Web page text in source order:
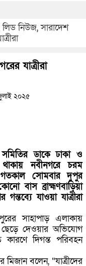
আহত, দেশীয় অস্ত্রসহ
লাঞ্ছিত
মামলায় অভিযুক্ত ছোট
১৫ দিনেও গ্রেপ্তার হয়নি
কবজি বিচ্ছিন্ন
ভাসছেন এমপি আব্দুল
লিড নিউজ,সারাদেশ
যাত্রীরা
২০২৫
সমিতির ডাকে ঢাকা ও
থাকায় নবীনগরে চরম
গতকাল সোমবার দুপুর
বাস ব্রাহ্মণবাড়িয়া
যাওয়া যাত্রীরা
সাহাপাড় এলাকায়
দেওয়ার অভিযোগ
কারণে দিগন্ত পরিবহন
বলেন, “যাত্রীদের